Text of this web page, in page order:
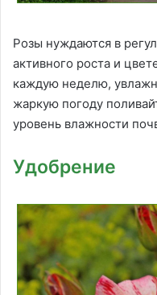
Розы нуждаются в
активного роста и
каждую неделю,
жаркую погоду
уровень влажности
Удобрение